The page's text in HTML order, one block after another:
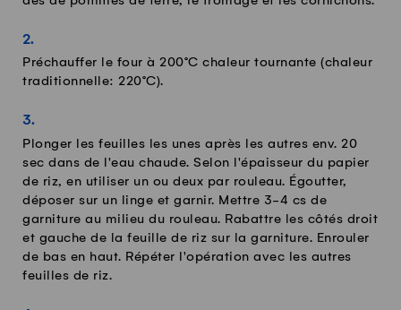
Préchauffer le four à 200°C chaleur tournante (chaleur
traditionnelle: 220°C).
Plonger les feuilles les unes après les autres env. 20
sec dans de l'eau chaude. Selon l'épaisseur du papier
de riz, en utiliser un ou deux par rouleau. Égoutter,
déposer sur un linge et garnir. Mettre 3-4 cs de
garniture au milieu du rouleau. Rabattre les côtés droit
et gauche de la feuille de riz sur la garniture. Enrouler
de bas en haut. Répéter l'opération avec les autres
feuilles de riz.